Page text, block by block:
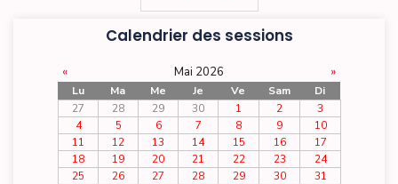
Calendrier des sessions
« Mai 2026 »
Lu Ma Me Je Ve Sam
Di
27
28 29 30 1 2
3
4
5 6 7 8 9
10
11
12 13 14 15 16
17
18
19 20 21 22 23
24
25
26 27 28 29 30 31